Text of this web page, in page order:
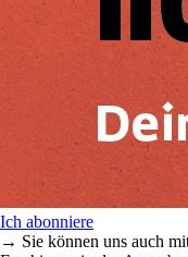
Ich abonniere
→ Sie können uns auch